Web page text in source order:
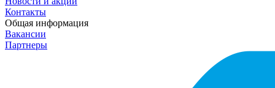
Контакты
Общая информация
Вакансии
Партнеры